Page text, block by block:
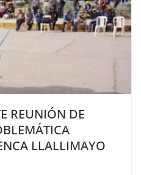
REUNIÓN DE
LLALLIMAYO